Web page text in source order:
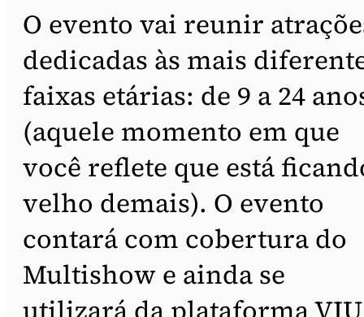
O evento vai reunir
dedicadas às mais
faixas etárias: de 9 a 24
(aquele momento em que
você reflete que está
velho demais). O evento
contará com cobertura do
Multishow e ainda se